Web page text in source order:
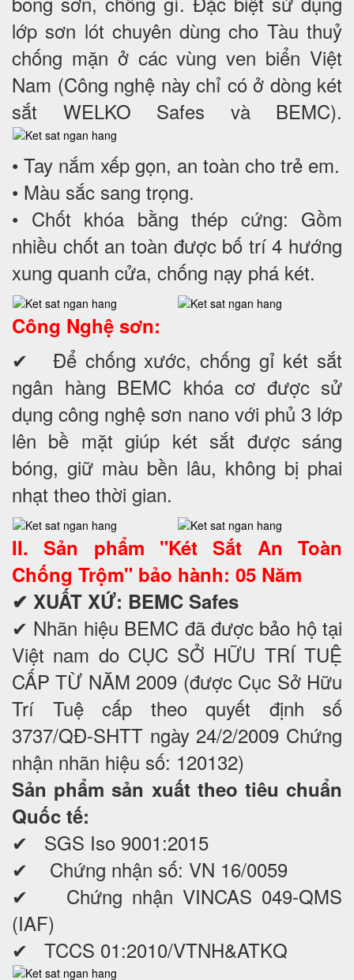
lớp sơn lót chuyên dùng cho Tàu thuỷ
chống mặn ở các vùng ven biển Việt
Nam (Công nghệ này chỉ có ở dòng két
sắt WELKO Safes và BEMC).
• Tay nắm xếp gọn, an toàn cho trẻ em.
• Màu sắc sang trọng.
• Chốt khóa bằng thép cứng: Gồm
nhiều chốt an toàn được bố trí 4 hướng
xung quanh cửa, chống nạy phá két.
Công Nghệ sơn:
✔ Để chống xước, chống gỉ két sắt
ngân hàng BEMC khóa cơ được sử
dụng công nghệ sơn nano với phủ 3 lớp
lên bề mặt giúp két sắt được sáng
bóng, giữ màu bền lâu, không bị phai
nhạt theo thời gian.
II. Sản phẩm "Két Sắt An Toàn
Chống Trộm" bảo hành: 05 Năm
✔ XUẤT XỨ: BEMC Safes
✔ Nhãn hiệu BEMC đã được bảo hộ tại
Việt nam do CỤC SỞ HỮU TRÍ TUỆ
CẤP TỪ NĂM 2009 (được Cục Sở Hữu
Trí Tuệ cấp theo quyết định số
3737/QĐ-SHTT ngày 24/2/2009 Chứng
nhận nhãn hiệu số: 120132)
Sản phẩm sản xuất theo tiêu chuẩn
Quốc tế:
✔ SGS Iso 9001:2015
✔ Chứng nhận số: VN 16/0059
✔ Chứng nhận VINCAS 049-QMS
(IAF)
✔ TCCS 01:2010/VTNH&ATKQ